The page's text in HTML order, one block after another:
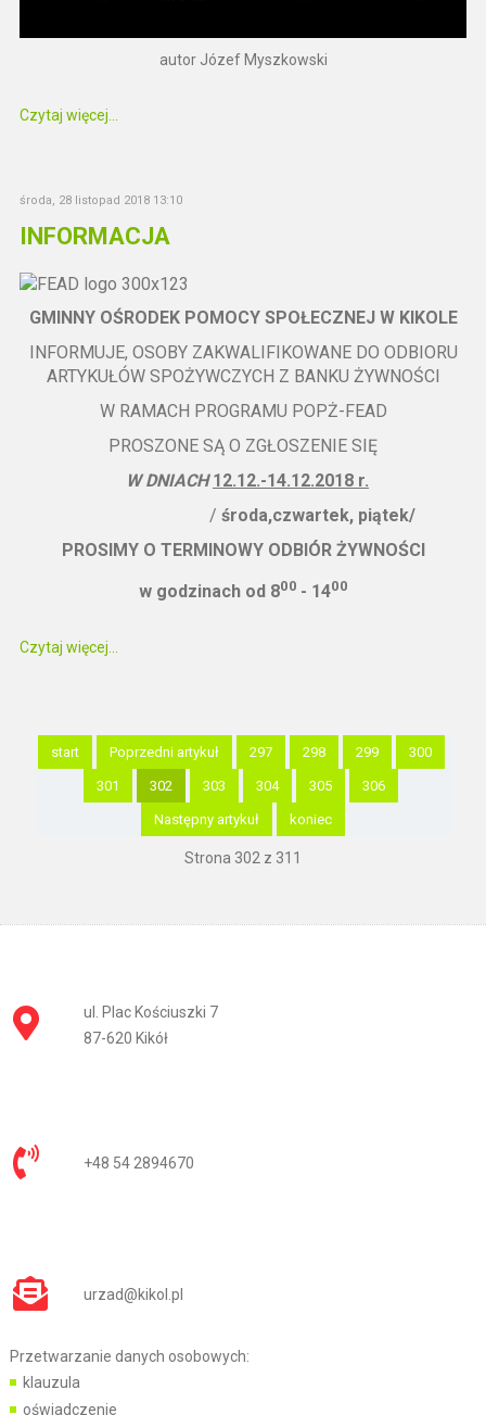
autor Józef Myszkowski
Czytaj więcej...
środa, 28 listopad 2018 13:10
INFORMACJA
GMINNY OŚRODEK POMOCY SPOŁECZNEJ W KIKOLE
INFORMUJE, OSOBY ZAKWALIFIKOWANE DO ODBIORU
ARTYKUŁÓW SPOŻYWCZYCH Z BANKU ŻYWNOŚCI
W RAMACH PROGRAMU POPŻ-FEAD
PROSZONE SĄ O ZGŁOSZENIE SIĘ
W DNIACH12.12.-14.12.2018 r.
/ środa,czwartek, piątek/
PROSIMY O TERMINOWY ODBIÓR ŻYWNOŚCI
w godzinach od 800 - 1400
Czytaj więcej...
start Poprzedni artykuł 297 298 299 300
301 302 303 304 305 306
Następny artykuł koniec
Strona 302 z 311
ul. Plac Kościuszki 7
87-620 Kikół
+48 54 2894670
urzad@kikol.pl
Przetwarzanie danych osobowych:
klauzula
oświadczenie